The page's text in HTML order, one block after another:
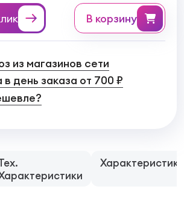
в корзину
из магазинов сети
день заказа от 700 ₽
Характеристики